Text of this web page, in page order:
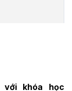
với khóa học